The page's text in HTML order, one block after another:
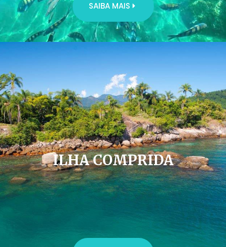
SAIBA MAIS
ILHA COMPRIDA